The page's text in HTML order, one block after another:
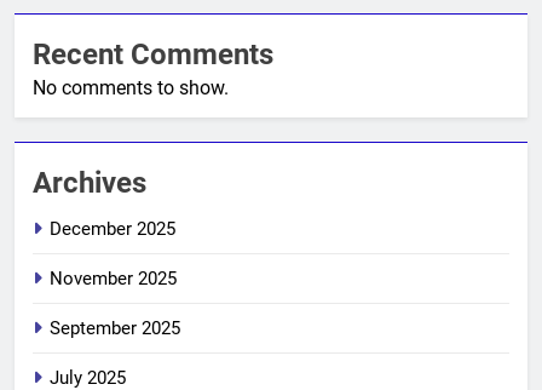
Recent Comments
No comments to show.
Archives
December 2025
November 2025
September 2025
July 2025